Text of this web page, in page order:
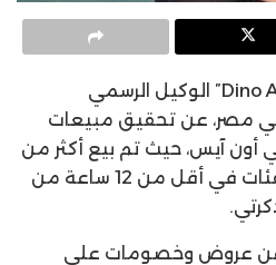
كشفت شركة “Dino Activations” الوكيل الرسمي
مصر، عن تحقيق مبيعات
أون آيس، حيث تم بيع أكثر من
10 ألاف تذكرة بمختلف الفئات في أقل من 12 ساعة من
عن عروض وخصومات على